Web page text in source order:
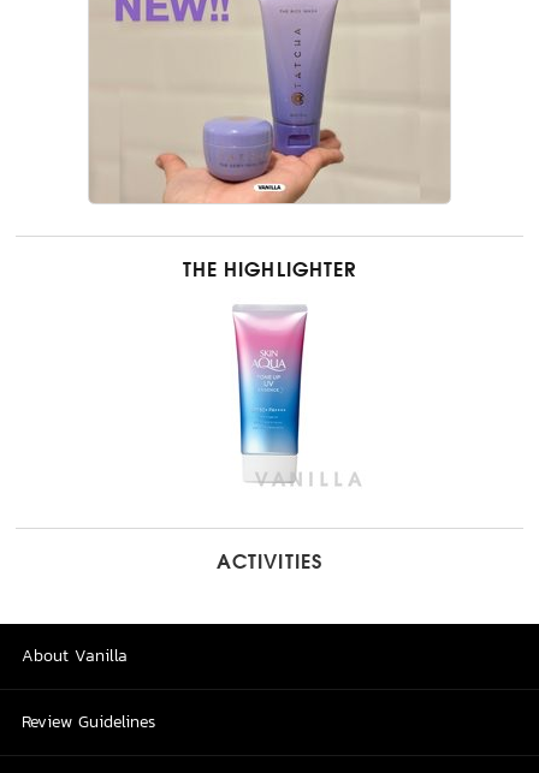
THE HIGHLIGHTER
ACTIVITIES
About Vanilla
Review Guidelines